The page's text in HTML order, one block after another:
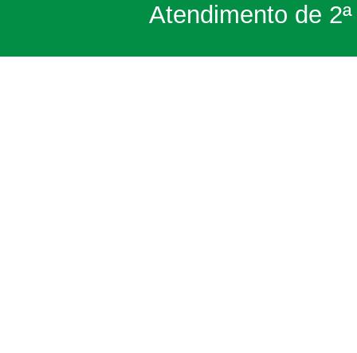
Atendimento de